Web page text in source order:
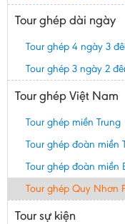
Tour ghép dài ngày
Tour ghép 4 ngày 3
Tour ghép 3 ngày 2
Tour ghép Việt Nam
Tour ghép miền Trung
Tour ghép đoàn miền
Tour ghép đoàn miền
Tour ghép Quy Nhơn
Tour sự kiện